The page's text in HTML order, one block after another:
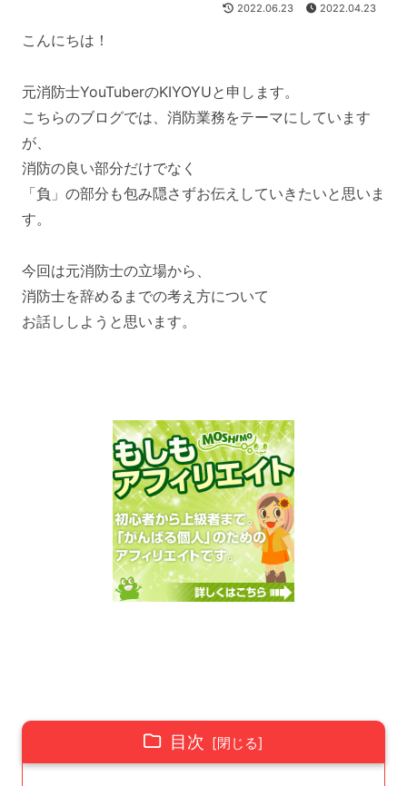
2022.06.23 2022.04.23
こんにちは！
元消防士YouTuberのKIYOYUと申します。
こちらのブログでは、消防業務をテーマにしています
が、
消防の良い部分だけでなく
「負」の部分も包み隠さずお伝えしていきたいと思いま
す。
今回は元消防士の立場から、
消防士を辞めるまでの考え方について
お話ししようと思います。
目次